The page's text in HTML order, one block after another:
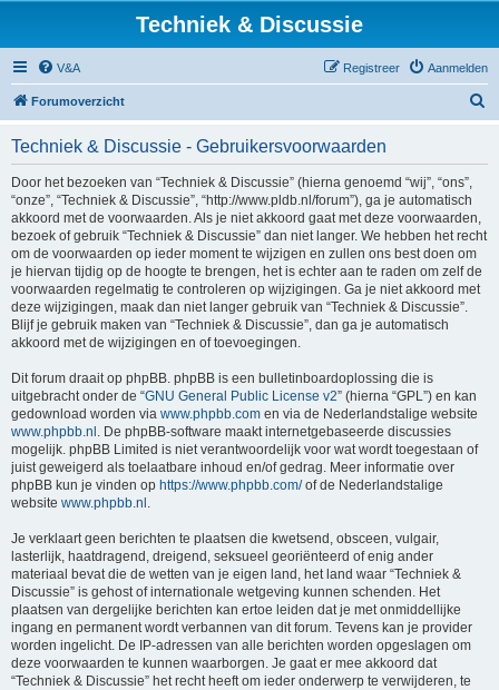
Techniek & Discussie
V&A Aanmelden
Registreer
Forumoverzicht
Techniek & Discussie - Gebruikersvoorwaarden
Door het bezoeken van “Techniek & Discussie” (hierna genoemd “wij”, “ons”,
“onze”, “Techniek & Discussie”, “http://www.pldb.nl/forum”), ga je automatisch
akkoord met de voorwaarden. Als je niet akkoord gaat met deze voorwaarden,
bezoek of gebruik “Techniek & Discussie” dan niet langer. We hebben het recht
om de voorwaarden op ieder moment te wijzigen en zullen ons best doen om
je hiervan tijdig op de hoogte te brengen, het is echter aan te raden om zelf de
voorwaarden regelmatig te controleren op wijzigingen. Ga je niet akkoord met
deze wijzigingen, maak dan niet langer gebruik van “Techniek & Discussie”.
Blijf je gebruik maken van “Techniek & Discussie”, dan ga je automatisch
akkoord met de wijzigingen en of toevoegingen.
Dit forum draait op phpBB. phpBB is een bulletinboardoplossing die is
uitgebracht onder de “GNU General Public License v2” (hierna “GPL”) en kan
gedownload worden via www.phpbb.com en via de Nederlandstalige website
www.phpbb.nl . De phpBB-software maakt internetgebaseerde discussies
mogelijk. phpBB Limited is niet verantwoordelijk voor wat wordt toegestaan of
juist geweigerd als toelaatbare inhoud en/of gedrag. Meer informatie over
phpBB kun je vinden op https://www.phpbb.com/of de Nederlandstalige
website www.phpbb.nl .
Je verklaart geen berichten te plaatsen die kwetsend, obsceen, vulgair,
lasterlijk, haatdragend, dreigend, seksueel georiënteerd of enig ander
materiaal bevat die de wetten van je eigen land, het land waar “Techniek &
Discussie” is gehost of internationale wetgeving kunnen schenden. Het
plaatsen van dergelijke berichten kan ertoe leiden dat je met onmiddellijke
ingang en permanent wordt verbannen van dit forum. Tevens kan je provider
worden ingelicht. De IP-adressen van alle berichten worden opgeslagen om
deze voorwaarden te kunnen waarborgen. Je gaat er mee akkoord dat
“Techniek & Discussie” het recht heeft om ieder onderwerp te verwijderen, te